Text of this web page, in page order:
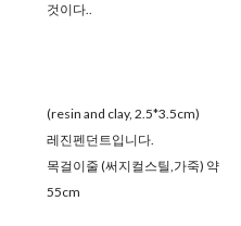
것이다..
(resin and clay, 2.5*3.5cm)
레진펜던트입니다.
목걸이줄 (써지컬스틸,가죽) 약
55cm